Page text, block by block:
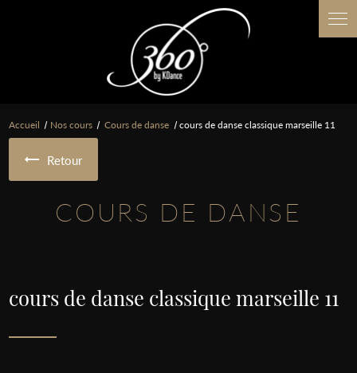
Accueil Nos cours Cours de danse cours de danse classique marseille 11
Retour
COURS DE DANSE
cours de danse classique marseille 11